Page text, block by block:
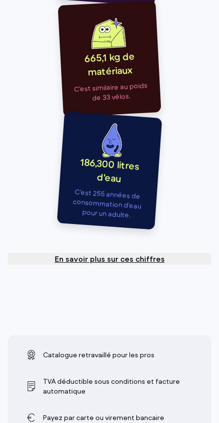
665,1 kg de
matériaux
C’est similaire au poids
de 33 vélos.
186,300 litres
d'eau
C’est 255 années de
consommation d’eau
pour un adulte.
En savoir plus sur ces chiffres
Catalogue retravaillé pour les pros
TVA déductible sous conditions et facture
automatique
Payez par carte ou virement bancaire